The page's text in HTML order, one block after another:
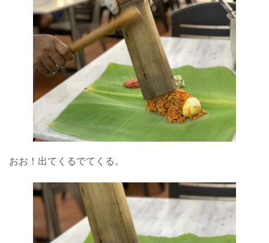
おお！出てくるでてくる。